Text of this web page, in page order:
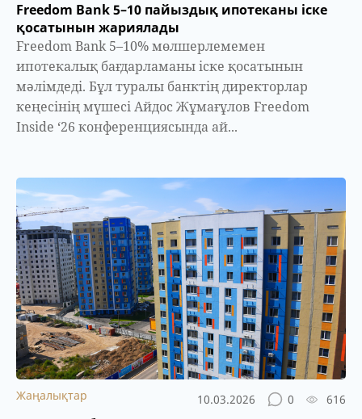
Freedom Bank 5–10 пайыздық ипотеканы іске
қосатынын жариялады
Freedom Bank 5–10% мөлшерлемемен
ипотекалық бағдарламаны іске қосатынын
мәлімдеді. Бұл туралы банктің директорлар
кеңесінің мүшесі Айдос Жұмағұлов Freedom
Inside ‘26 конференциясында ай...
Жаңалықтар 10.03.2026 0 616